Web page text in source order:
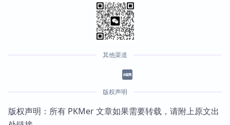
其他渠道
版权声明
版权声明：所有 PKMer 文章如果需要转载，请附上原文出